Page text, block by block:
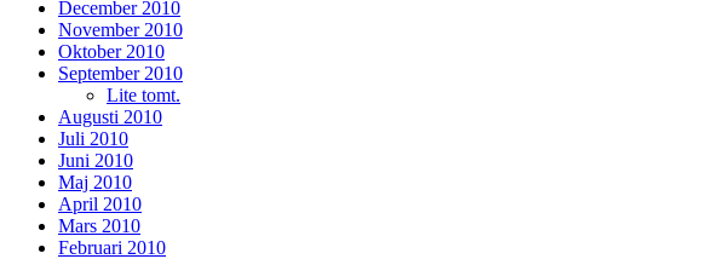
December 2010
November 2010
Oktober 2010
September 2010
Lite tomt.
Augusti 2010
Juli 2010
Juni 2010
Maj 2010
April 2010
Mars 2010
Februari 2010